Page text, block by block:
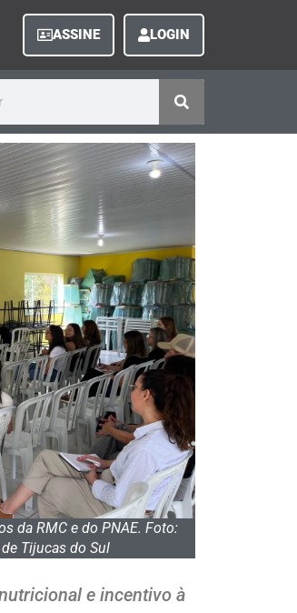
ASSINE LOGIN
da RMC e do PNAE. Foto:
Tijucas do Sul
e incentivo à